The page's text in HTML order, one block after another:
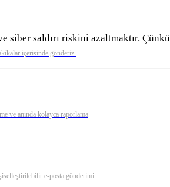
içerisinde gönderiz.
ve anında kolayca raporlama
e-posta gönderimi
saldırı riskini azaltmaktır. Çünkü